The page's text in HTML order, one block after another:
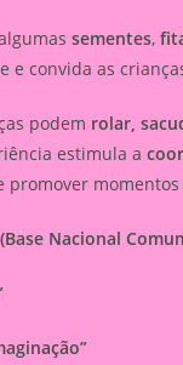
sementes,
e convida as
podem rolar,
estimula a
promover momentos
(Base Nacional